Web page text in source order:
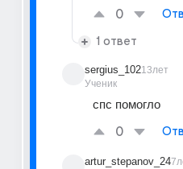
0
1 ответ
sergius_102
Ученик
13лет
спс помогло
0
artur_stepanov_24